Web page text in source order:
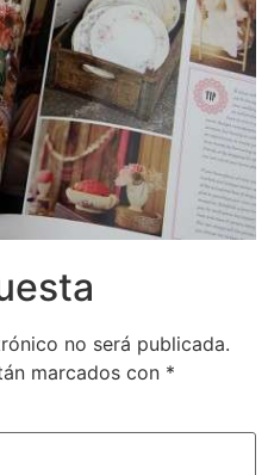
no será publicada.
marcados con *